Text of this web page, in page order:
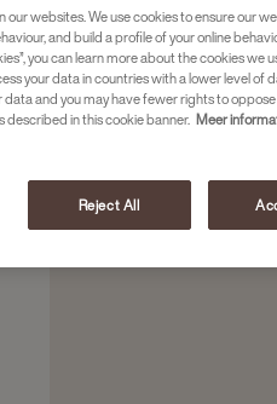
websites. We use cookies to ensure our
and build a profile of your online
you can learn more about the cookies we
your data in countries with a lower level of
and you may have fewer rights to
described in this cookie banner. Meer
Reject All